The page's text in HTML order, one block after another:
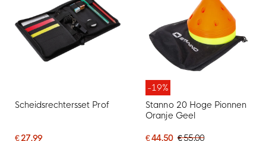
Scheidsrechtersset Prof
€ 27,99
-19%
Stanno 20 Hoge Pionnen
Oranje Geel
€ 44,50 € 55,00